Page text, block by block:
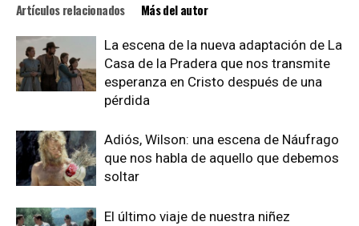
Artículos relacionados Más del autor
La escena de la nueva adaptación de La
Casa de la Pradera que nos transmite
esperanza en Cristo después de una
pérdida
Adiós, Wilson: una escena de Náufrago
que nos habla de aquello que debemos
soltar
El último viaje de nuestra niñez